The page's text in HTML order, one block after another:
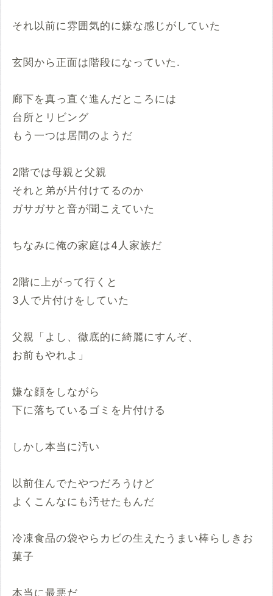
それ以前に雰囲気的に嫌な感じがしていた
玄関から正面は階段になっていた.
廊下を真っ直ぐ進んだところには
台所とリビング
もう一つは居間のようだ
2階では母親と父親
それと弟が片付けてるのか
ガサガサと音が聞こえていた
ちなみに俺の家庭は4人家族だ
2階に上がって行くと
3人で片付けをしていた
父親「よし、徹底的に綺麗にすんぞ、
お前もやれよ」
嫌な顔をしながら
下に落ちているゴミを片付ける
しかし本当に汚い
以前住んでたやつだろうけど
よくこんなにも汚せたもんだ
冷凍食品の袋やらカビの生えたうまい棒らしきお
菓子
本当に最悪だ